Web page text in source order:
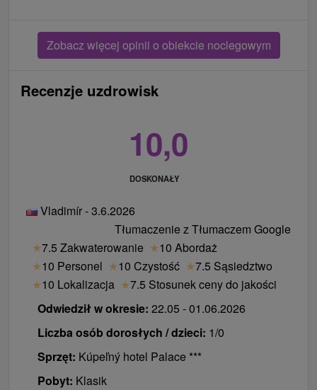
Zobacz więcej opinii o obiekcie noclegowym
Recenzje uzdrowisk
10,0
DOSKONAŁY
Vladimír - 3.6.2026
Tłumaczenie z Tłumaczem Google
★7.5 Zakwaterowanie ★10 Abordaż
★10 Personel ★10 Czystość ★7.5 Sąsiedztwo
★10 Lokalizacja ★7.5 Stosunek ceny do jakości
Odwiedził w okresie: 22.05 - 01.06.2026
Liczba osób dorosłych / dzieci: 1/0
Sprzęt: Kúpeľný hotel Palace ***
Pobyt: Klasik